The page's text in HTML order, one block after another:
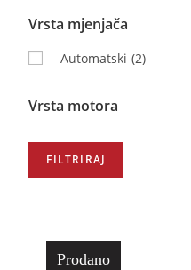
Vrsta mjenjača
Automatski (2)
Vrsta motora
Prodano